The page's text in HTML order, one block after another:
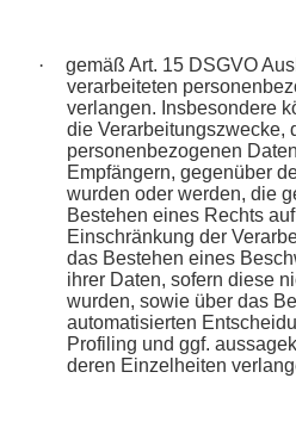
·
gemäß Art. 15 DSGVO
verarbeiteten
verlangen. Insbesondere
die Verarbeitungszwecke,
personenbezogenen
Empfängern, gegenüber
wurden oder werden, die
Bestehen eines Rechts
Einschränkung der
das Bestehen eines
ihrer Daten, sofern diese
wurden, sowie über das
automatisierten
Profiling und ggf.
deren Einzelheiten